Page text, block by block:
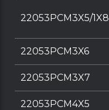
22053PCM3X5/1X8
22053PCM3X6
22053PCM3X7
22053PCM4X5